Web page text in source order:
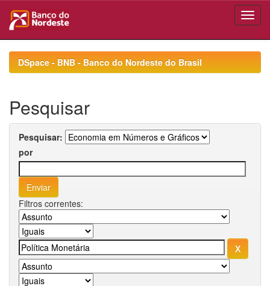
navigationDSpace - BNB - Banco do Nordeste do Brasil
Pesquisar
Pesquisar:
por
Filtros correntes: